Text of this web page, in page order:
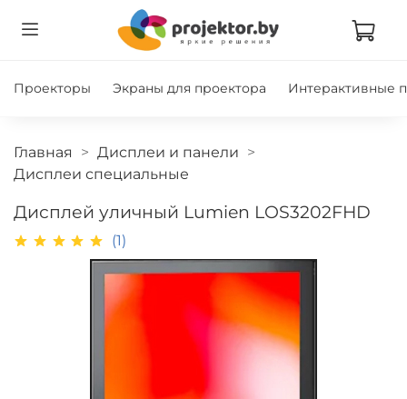
Проекторы Экраны для проектора Интерактивные
Главная
Дисплеи и панели
Дисплеи специальные
Дисплей уличный Lumien LOS3202FHD
(1)